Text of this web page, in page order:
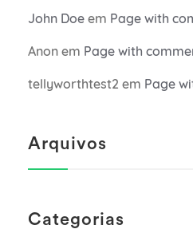
John Doe em Page with
Anon em Page with
tellyworthtest2 em Page
Arquivos
Categorias